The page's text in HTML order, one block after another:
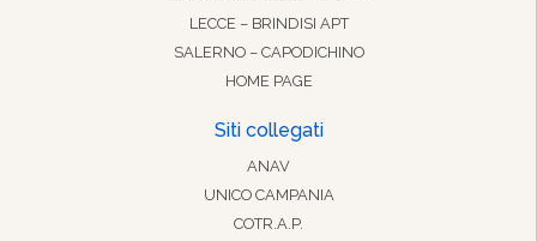
LECCE – BRINDISI APT
SALERNO – CAPODICHINO
HOME PAGE
Siti collegati
ANAV
UNICO CAMPANIA
COTR.A.P.